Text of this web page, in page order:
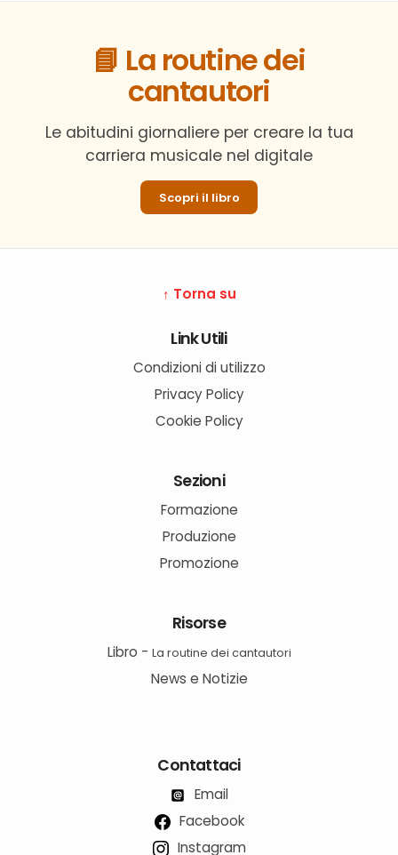
📘 La routine dei
cantautori
Le abitudini giornaliere per creare la tua
carriera musicale nel digitale
Scopri il libro
↑ Torna su
Link Utili
Condizioni di utilizzo
Privacy Policy
Cookie Policy
Sezioni
Formazione
Produzione
Promozione
Risorse
Libro - La routine dei cantautori
News e Notizie
Contattaci
Email
Facebook
Instagram